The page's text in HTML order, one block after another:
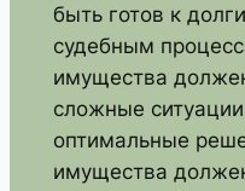
быть готов к
судебным
имущества
сложные
оптимальные
имущества